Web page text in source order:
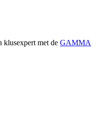
klusexpert met de GAMMA